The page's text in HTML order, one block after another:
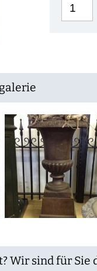
Wir sind für Sie